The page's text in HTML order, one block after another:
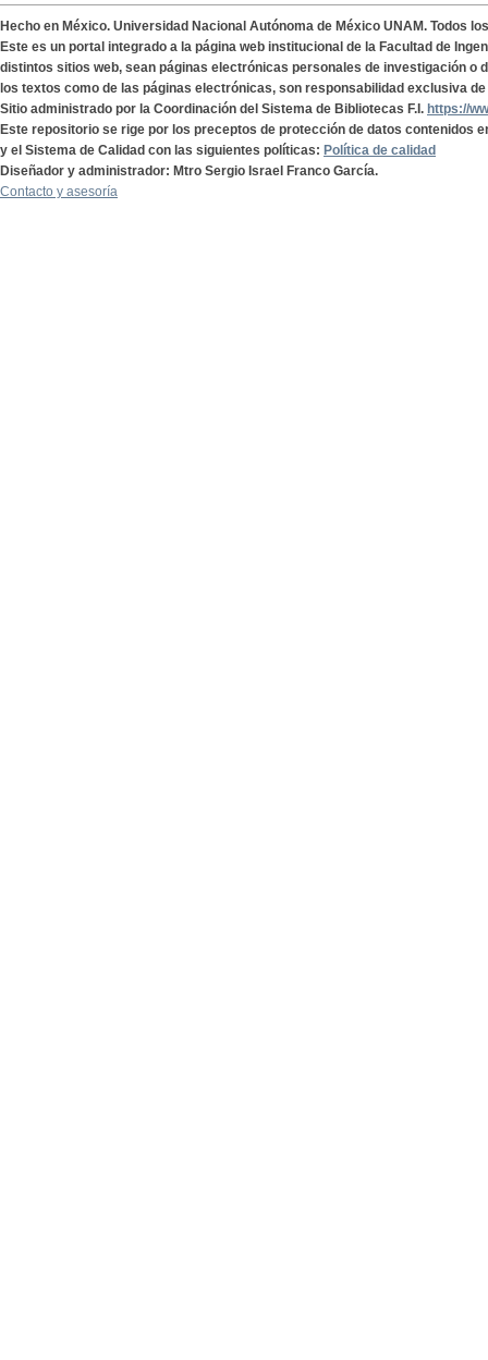
Hecho en México. Universidad Nacional Autónoma de México UNAM. Todos
Este es un portal integrado a la página web institucional de la Facultad de
distintos sitios web, sean páginas electrónicas personales de investigación o
los textos como de las páginas electrónicas, son responsabilidad exclusiva
Sitio administrado por la Coordinación del Sistema de Bibliotecas F.I. https://
Este repositorio se rige por los preceptos de protección de datos contenidos
y el Sistema de Calidad con las siguientes políticas: Política de calidad
Diseñador y administrador: Mtro Sergio Israel Franco García.
Contacto y asesoría